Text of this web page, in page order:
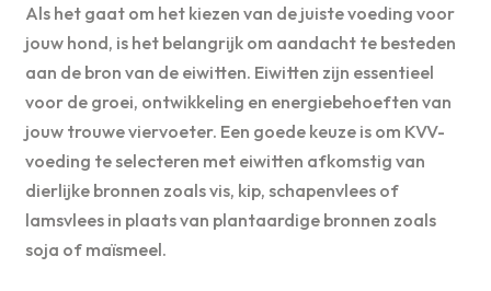
Als het gaat om het kiezen van de juiste voeding voor
jouw hond, is het belangrijk om aandacht te besteden
aan de bron van de eiwitten. Eiwitten zijn essentieel
voor de groei, ontwikkeling en energiebehoeften van
jouw trouwe viervoeter. Een goede keuze is om KVV-
voeding te selecteren met eiwitten afkomstig van
dierlijke bronnen zoals vis, kip, schapenvlees of
lamsvlees in plaats van plantaardige bronnen zoals
soja of maïsmeel.